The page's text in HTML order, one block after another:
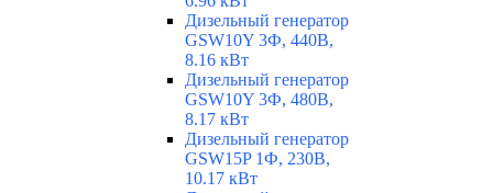
Дизельный генератор
GSW10Y 3Ф, 440В,
8.16 кВт
Дизельный генератор
GSW10Y 3Ф, 480В,
8.17 кВт
Дизельный генератор
GSW15P 1Ф, 230В,
10.17 кВт